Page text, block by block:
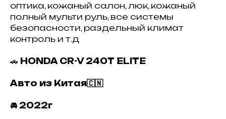
оптика, кожаный салон, люк, кожаный
полный мульти руль, все системы
безопасности, раздельный климат
контроль и т.д
🚗 HONDA CR-V 240T ELITE
Авто из Китая🇨🇳
🚘 2022г